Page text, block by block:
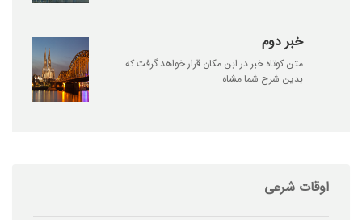
خبر دوم
متن کوتاه خبر در ابن مکان قرار خواهد گرفت که
بدین شرح شما مشاه...
اوقات شرعی